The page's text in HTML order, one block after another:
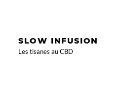
SLOW INFUSION
Les tisanes au CBD